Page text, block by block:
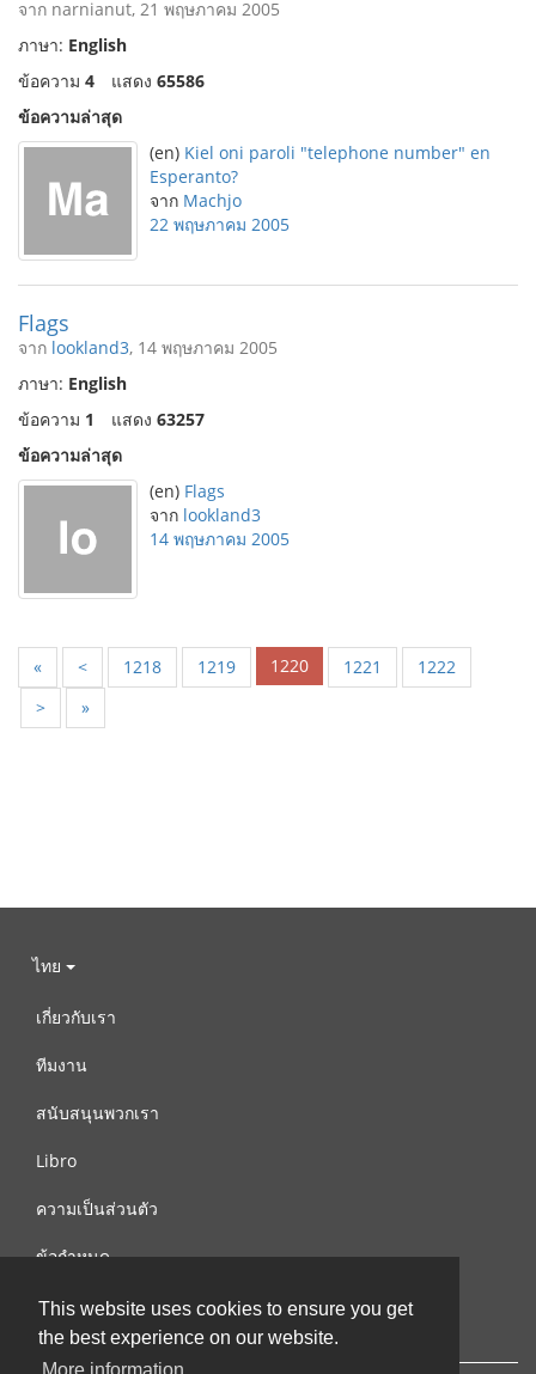
This website uses cookies to ensure you get
the best experience on our website.
จาก narnianut, 21 พฤษภาคม 2005
ภาษา: English
ข้อความ 4 แสดง 65586
ข้อความล่าสุด
(en) Kiel oni paroli "telephone number" en
Esperanto?
จาก Machjo
22 พฤษภาคม 2005
Flags
จาก lookland3, 14 พฤษภาคม 2005
ภาษา: English
ข้อความ 1 แสดง 63257
ข้อความล่าสุด
(en) Flags
จาก lookland3
14 พฤษภาคม 2005
« < 1218 1219 1220 1221
1222
>
»
ไทย
เกี่ยวกับเรา
ทีมงาน
สนับสนุนพวกเรา
Libro
ความเป็นส่วนตัว
ข้อกำหนด
ติดต่อเรา